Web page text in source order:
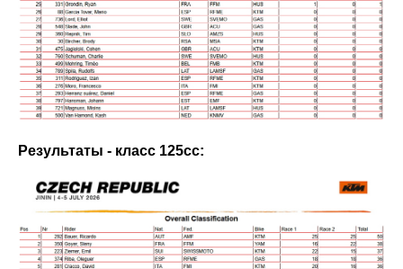
Результаты - класс 125сс: